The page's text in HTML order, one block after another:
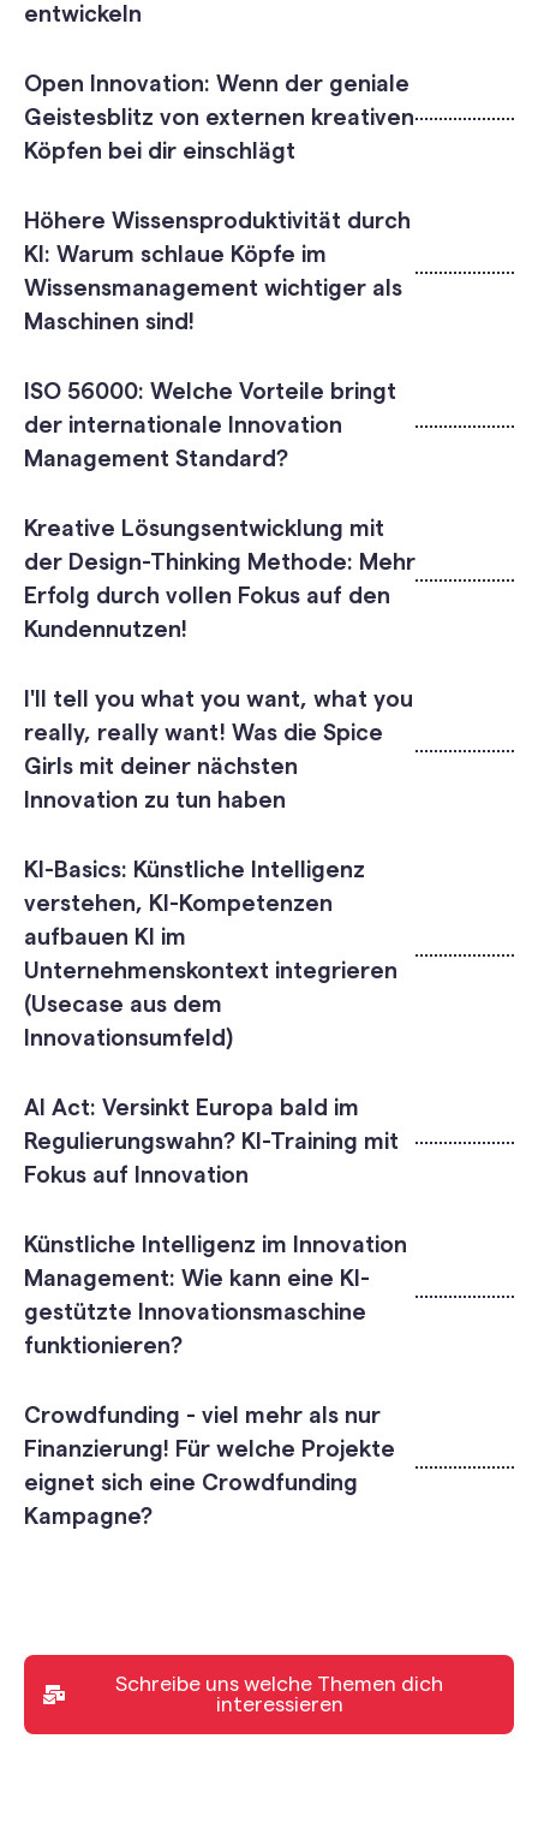
entwickeln
Open Innovation: Wenn der geniale
Geistesblitz von externen kreativen
Köpfen bei dir einschlägt
Höhere Wissensproduktivität durch
KI: Warum schlaue Köpfe im
Wissensmanagement wichtiger als
Maschinen sind!
ISO 56000: Welche Vorteile bringt
der internationale Innovation
Management Standard?
Kreative Lösungsentwicklung mit
der Design-Thinking Methode: Mehr
Erfolg durch vollen Fokus auf den
Kundennutzen!
I'll tell you what you want, what you
really, really want! Was die Spice
Girls mit deiner nächsten
Innovation zu tun haben
KI-Basics: Künstliche Intelligenz
verstehen, KI-Kompetenzen
aufbauen KI im
Unternehmenskontext integrieren
(Usecase aus dem
Innovationsumfeld)
AI Act: Versinkt Europa bald im
Regulierungswahn? KI-Training mit
Fokus auf Innovation
Künstliche Intelligenz im Innovation
Management: Wie kann eine KI-
gestützte Innovationsmaschine
funktionieren?
Crowdfunding - viel mehr als nur
Finanzierung! Für welche Projekte
eignet sich eine Crowdfunding
Kampagne?
Schreibe uns welche Themen dich
interessieren